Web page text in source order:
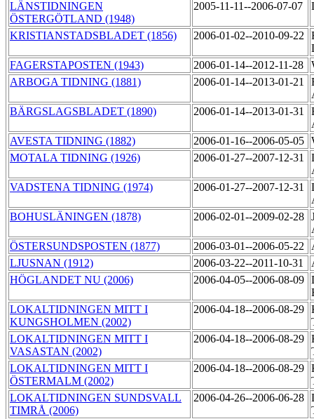
LÄNSTIDNINGEN
ÖSTERGÖTLAND (1948)
2005-11-11--2006-07-07
KRISTIANSTADSBLADET (1856) 2006-01-02--2010-09-22
FAGERSTAPOSTEN (1943)
2006-01-14--2012-11-28
ARBOGA TIDNING (1881)
2006-01-14--2013-01-21
BÄRGSLAGSBLADET (1890)
2006-01-14--2013-01-31
AVESTA TIDNING (1882)
2006-01-16--2006-05-05
MOTALA TIDNING (1926)
2006-01-27--2007-12-31
VADSTENA TIDNING (1974)
2006-01-27--2007-12-31
BOHUSLÄNINGEN (1878)
2006-02-01--2009-02-28
ÖSTERSUNDSPOSTEN (1877)
2006-03-01--2006-05-22
LJUSNAN (1912)
2006-03-22--2011-10-31
HÖGLANDET NU (2006)
2006-04-05--2006-08-09
LOKALTIDNINGEN MITT I
KUNGSHOLMEN (2002)
2006-04-18--2006-08-29
LOKALTIDNINGEN MITT I
VASASTAN (2002)
2006-04-18--2006-08-29
LOKALTIDNINGEN MITT I
ÖSTERMALM (2002)
2006-04-18--2006-08-29
LOKALTIDNINGEN SUNDSVALL
TIMRÅ (2006)
2006-04-26--2006-06-28